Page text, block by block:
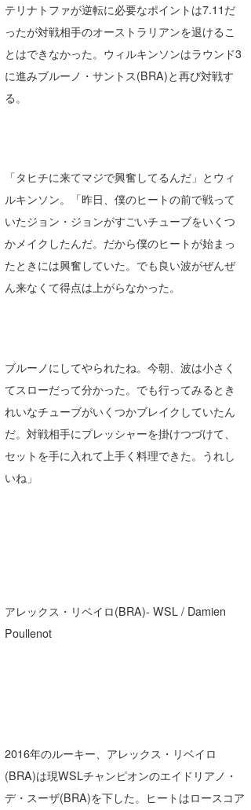
テリナトファが逆転に必要なポイントは7.11だ
ったが対戦相手のオーストラリアンを退けるこ
とはできなかった。ウィルキンソンはラウンド3
に進みブルーノ・サントス(BRA)と再び対戦す
る。
「タヒチに来てマジで興奮してるんだ」とウィ
ルキンソン。「昨日、僕のヒートの前で戦って
いたジョン・ジョンがすごいチューブをいくつ
かメイクしたんだ。だから僕のヒートが始まっ
たときには興奮していた。でも良い波がぜんぜ
ん来なくて得点は上がらなかった。
ブルーノにしてやられたね。今朝、波は小さく
てスローだって分かった。でも行ってみるとき
れいなチューブがいくつかブレイクしていたん
だ。対戦相手にプレッシャーを掛けつづけて、
セットを手に入れて上手く料理できた。うれし
いね」
アレックス・リベイロ(BRA)- WSL / Damien
Poullenot
2016年のルーキー、アレックス・リベイロ
(BRA)は現WSLチャンピオンのエイドリアノ・
デ・スーザ(BRA)を下した。ヒートはロースコア
MIN
Soulman
VAGY
waka☆=
YUKI☆
まっきー
三輪予報士
小川予報士
米山予報士
chappy